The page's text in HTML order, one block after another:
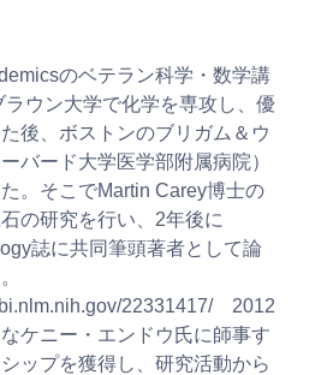
のベテラン科学・数学講
ラウン大学で化学を専攻し、優
後、ボストンのブリガム＆ウ
バード大学医学部附属病院）
。そこでMartin Carey博士の
の研究を行い、2年後に
誌に共同筆頭著者として論
22331417/ 2012
ケニー・エンドウ氏に師事す
ップを獲得し、研究活動から